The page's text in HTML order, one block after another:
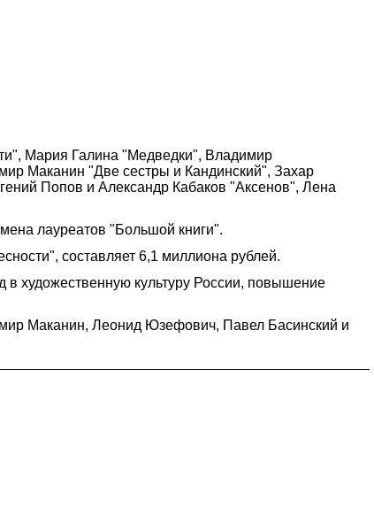
Мария Галина "Медведки", Владимир
Маканин "Две сестры и Кандинский", Захар
Попов и Александр Кабаков "Аксенов", Лена
лауреатов "Большой книги".
составляет 6,1 миллиона рублей.
художественную культуру России, повышение
Маканин, Леонид Юзефович, Павел Басинский и